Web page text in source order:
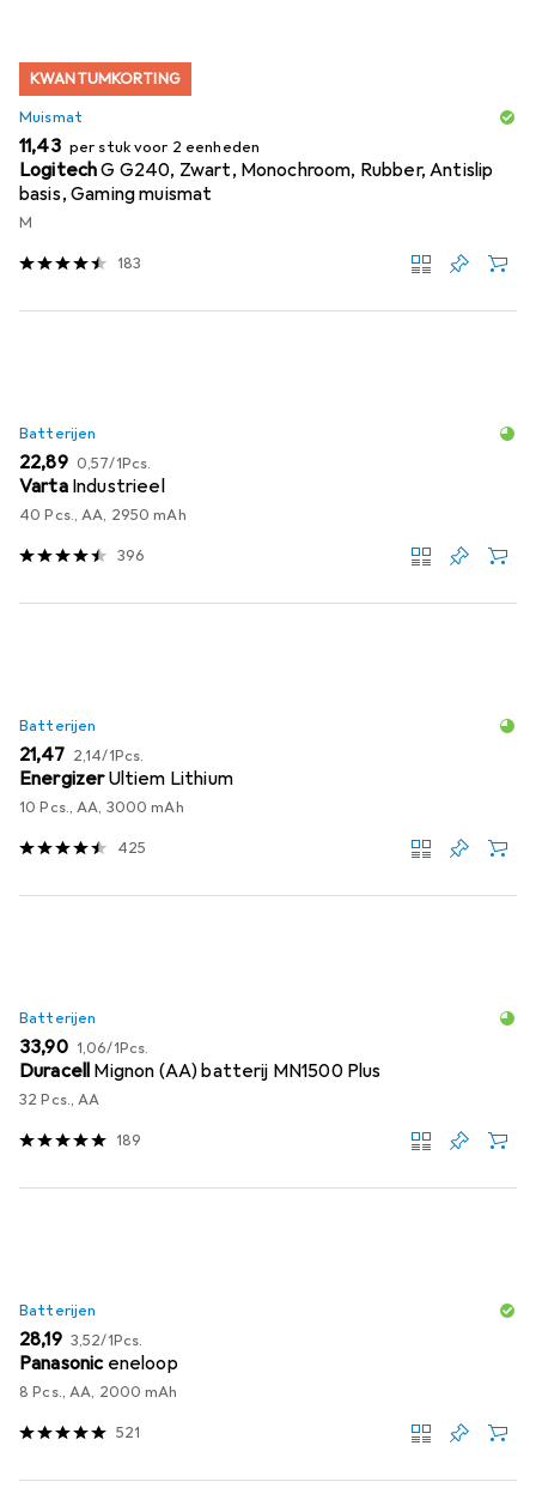
KWANTUMKORTING
Muismat
EUR
11,43 per stuk voor 2 eenheden
LogitechG G240, Zwart, Monochroom, Rubber, Antislip
basis, Gaming muismat
M
183
Batterijen
EUR
22,89 EUR
0,57/1Pcs.
Varta Industrieel
40 Pcs., AA, 2950 mAh
396
Batterijen
EUR
21,47 EUR
2,14/1Pcs.
EnergizerUltiem Lithium
10 Pcs., AA, 3000 mAh
425
Batterijen
EUR
33,90 EUR
1,06/1Pcs.
Duracell Mignon (AA) batterij MN1500 Plus
32 Pcs., AA
189
Batterijen
EUR
28,19 EUR
3,52/1Pcs.
Panasonic eneloop
8 Pcs., AA, 2000 mAh
521